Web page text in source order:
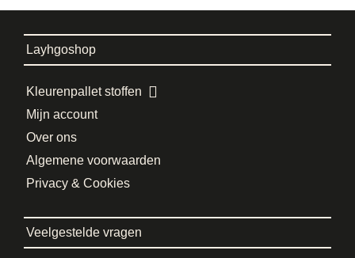
Layhgoshop
Kleurenpallet stoffen
Mijn account
Over ons
Algemene voorwaarden
Privacy & Cookies
Veelgestelde vragen